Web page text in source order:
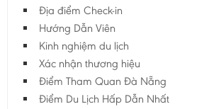
Hà Tây
Hòa Bình
Hậu Giang
Hải Dương
Hải Phòng
Địa điểm Check-in
Hướng Dẫn Viên
Kinh nghiệm du lịch
Xác nhận thương hiệu
Điểm Tham Quan Đà Nẵng
Điểm Du Lịch Hấp Dẫn Nhất